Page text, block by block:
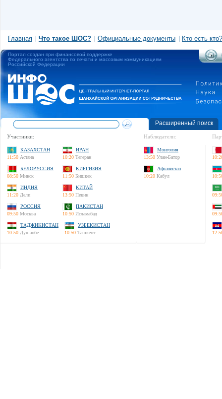
Главная Что такое ШОС? Официальные документы Кто есть кто?
Портал создан при финансовой поддержке
Федерального агентства по печати и массовым коммуникациям
Российской Федерации
Расширенный поиск
Участники:
КАЗАХСТАН
11:50 Астана
ИРАН
10:20 Тегеран
БЕЛОРУССИЯ
08:50 Минск
КИРГИЗИЯ
11:50 Бишкек
ИНДИЯ
11:20 Дели
КИТАЙ
13:50 Пекин
РОССИЯ
09:50 Москва
ПАКИСТАН
10:50 Исламабад
ТАДЖИКИСТАН
10:50 Душанбе
УЗБЕКИСТАН
10:50 Ташкент
Наблюдатели:
Монголия
13:50 Улан-Батор
Афганистан
10:20 Кабул